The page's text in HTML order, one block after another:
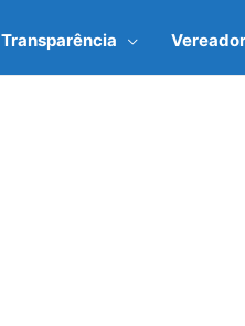
Transparência